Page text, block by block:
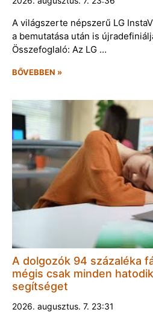
A világszerte népszerű LG
a bemutatása után is
Összefoglaló: Az LG …
BŐVEBBEN »
A dolgozók 94 százaléka
mégis csak minden
segítséget
2026. augusztus. 7. 23:31